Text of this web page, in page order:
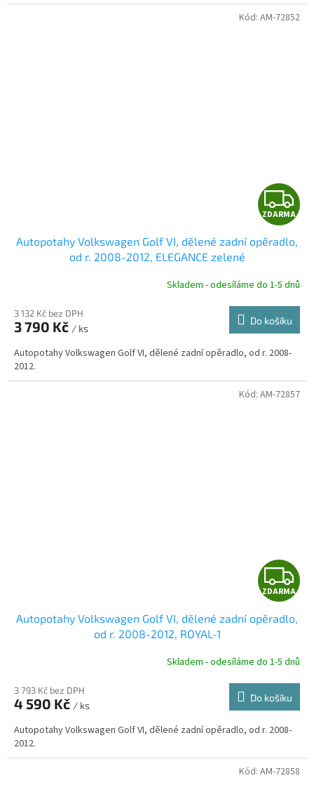
Z
D
R
ZDARMA
Autopotahy Volkswagen Golf VI, dělené zadní opěradlo,
od r. 2008-2012, ELEGANCE zelené
Skladem - odesíláme do 1-5 dnů
3 132 Kč bez DPH
3 790 Kč / ks
Do košíku
Autopotahy Volkswagen Golf VI, dělené zadní opěradlo, od r. 2008-
2012.
Kód: AM-72852
Z
D
R
ZDARMA
Autopotahy Volkswagen Golf VI, dělené zadní opěradlo,
od r. 2008-2012, ROYAL-1
Skladem - odesíláme do 1-5 dnů
3 793 Kč bez DPH
4 590 Kč / ks
Do košíku
Autopotahy Volkswagen Golf VI, dělené zadní opěradlo, od r. 2008-
2012.
Kód: AM-72857
Kód: AM-72858